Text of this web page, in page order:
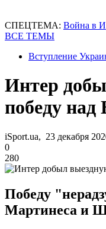
СПЕЦТЕМА: Война в
ВСЕ ТЕМЫ
Вступление
Интер
победу над
iSport.ua, 23 декабря
0
280
Победу
Мартинеса и